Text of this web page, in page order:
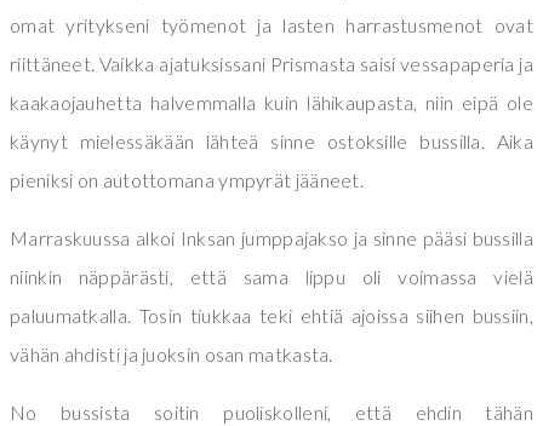
omat yritykseni työmenot ja lasten harrastusmenot ovat
riittäneet. Vaikka ajatuksissani Prismasta saisi vessapaperia ja
kaakaojauhetta halvemmalla kuin lähikaupasta, niin eipä ole
käynyt mielessäkään lähteä sinne ostoksille bussilla. Aika
pieniksi on autottomana ympyrät jääneet.
Marraskuussa alkoi Inksan jumppajakso ja sinne pääsi bussilla
niinkin näppärästi, että sama lippu oli voimassa vielä
paluumatkalla. Tosin tiukkaa teki ehtiä ajoissa siihen bussiin,
vähän ahdisti ja juoksin osan matkasta.
No bussista soitin puoliskolleni, että ehdin tähän